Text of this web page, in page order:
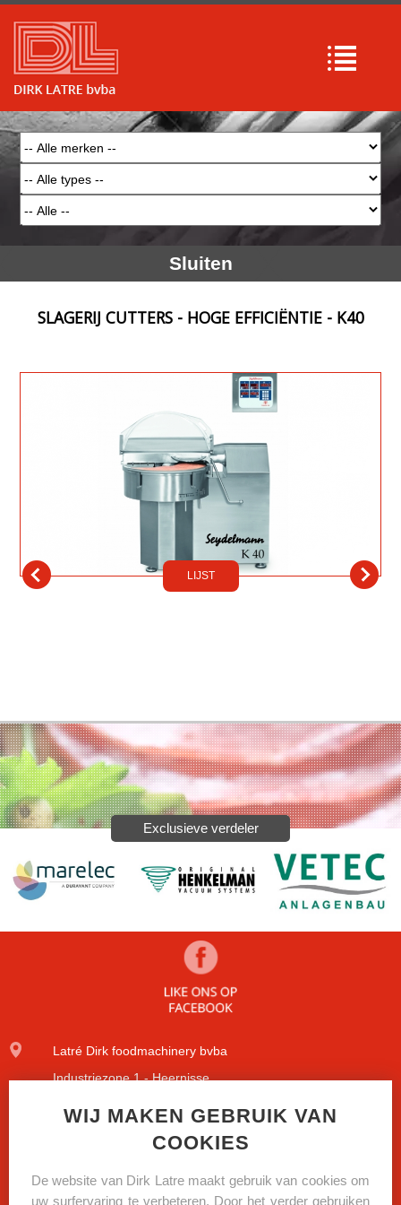
Sluiten
SLAGERIJ CUTTERS - HOGE EFFICIËNTIE - K40
LIJST
Exclusieve verdeler
Latré Dirk foodmachinery bvba
Industriezone 1 - Heernisse
Diamantstraat 9
+32(0)51/51.09.84
WIJ MAKEN GEBRUIK VAN
COOKIES
De website van Dirk Latre maakt gebruik van cookies om
uw surfervaring te verbeteren. Door het verder gebruiken